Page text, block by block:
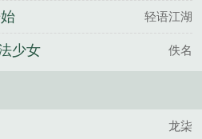
轻语江湖
少女 佚名
龙柒